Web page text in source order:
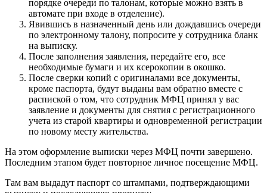
порядке очереди по талонам, которые можно взять в
автомате при входе в отделение).
Явившись в назначенный день или дождавшись очереди
по электронному талону, попросите у сотрудника бланк
на выписку.
После заполнения заявления, передайте его, все
необходимые бумаги и их ксерокопии в окошко.
После сверки копий с оригиналами все документы,
кроме паспорта, будут выданы вам обратно вместе с
распиской о том, что сотрудник МФЦ принял у вас
заявление и документы для снятия с регистрационного
учета из старой квартиры и одновременной регистрации
по новому месту жительства.
На этом оформление выписки через МФЦ почти завершено.
Последним этапом будет повторное личное посещение МФЦ.
Там вам выдадут паспорт со штампами, подтверждающими